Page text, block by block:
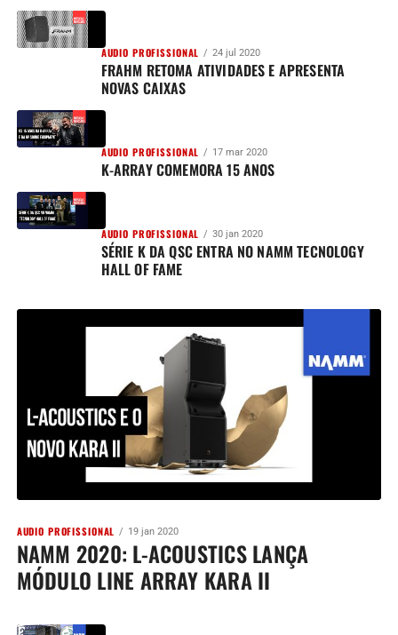
AUDIO PROFISSIONAL 24 jul 2020
FRAHM RETOMA ATIVIDADES E APRESENTA
NOVAS CAIXAS
AUDIO PROFISSIONAL 17 mar 2020
K-ARRAY COMEMORA 15 ANOS
AUDIO PROFISSIONAL 30 jan 2020
SÉRIE K DA QSC ENTRA NO NAMM TECNOLOGY
HALL OF FAME
AUDIO PROFISSIONAL 19 jan 2020
NAMM 2020: L-ACOUSTICS LANÇA
MÓDULO LINE ARRAY KARA II